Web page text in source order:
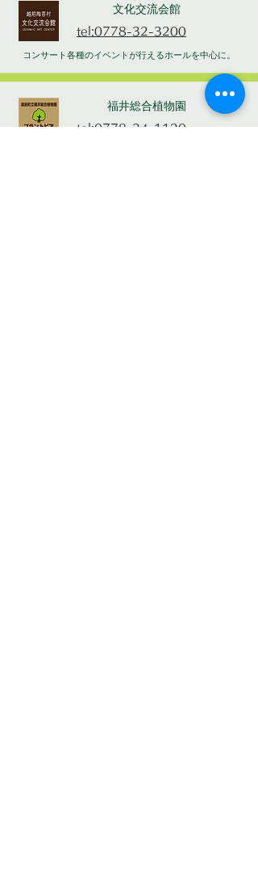
文化交流会館
tel:0778-32-3200
コンサート各種のイベントが行えるホールを中心に。
福井総合植物園
tel:0778-34-1120